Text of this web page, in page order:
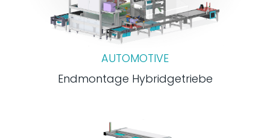
AUTOMOTIVE
Endmontage Hybridgetriebe